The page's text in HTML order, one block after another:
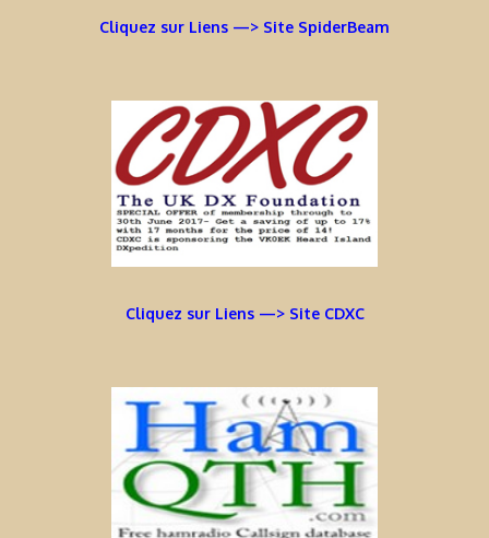
Cliquez sur Liens —> Site SpiderBeam
Cliquez sur Liens —> Site CDXC